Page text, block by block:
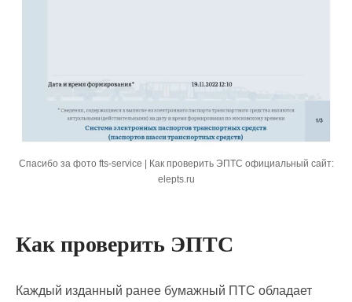
Спасибо за фото fts-service | Как проверить ЭПТС официальный сайт:
elepts.ru
Как проверить ЭПТС
Каждый изданный ранее бумажный ПТС обладает